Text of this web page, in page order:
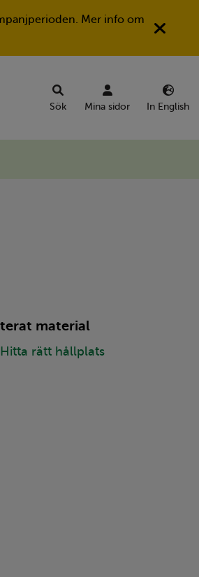
Mer info om
Sök Mina sidor In English
material
Hitta rätt hållplats
länk öppnas i samma fönster